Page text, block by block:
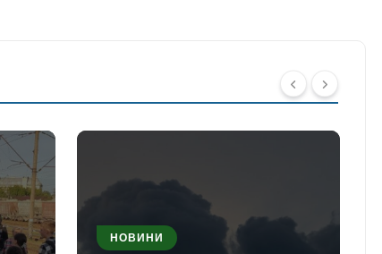
НОВИНИ